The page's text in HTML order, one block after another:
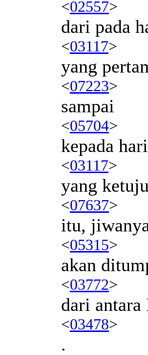
<02557>
dari pada
<03117>
yang
<07223>
sampai
<05704>
kepada hari
<03117>
yang
<07637>
itu,
<05315>
akan
<03772>
dari antara
<03478>
.